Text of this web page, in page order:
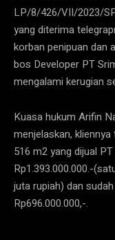
LP/8/426/VII/2023/
yang diterima
korban penipuan dan
bos Developer PT
mengalami kerugian
Kuasa hukum Arifin
menjelaskan,
516 m2 yang dijual
Rp1.393.000.000.-
juta rupiah) dan
Rp696.000.000,-.